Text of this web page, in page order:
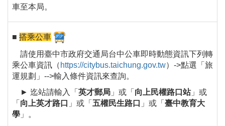
車至本局。
■ 搭乘公車
請使用臺中市政府交通局台中公車即時動態資訊下列轉
乘公車資訊（ https://citybus.taichung.gov.tw）->點選「旅
運規劃」-->輸入條件資訊來查詢。
► 迄站請輸入「 英才郵局 」或「 向上民權路口站」或
「 向上英才路口 」或「 五權民生路口 」或「 臺中教育大
學 」。